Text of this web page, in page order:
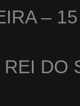
–
DO